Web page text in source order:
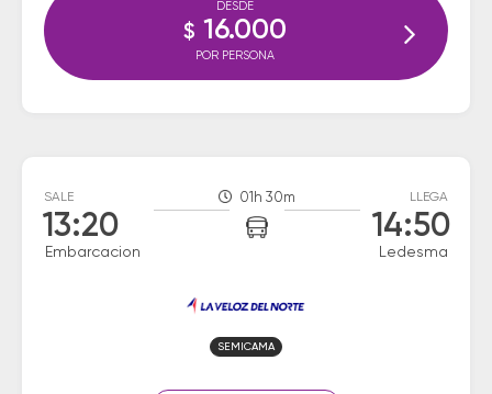
DESDE
$ 16.000
POR PERSONA
SALE
13:20
Embarcacion
01h 30m LLEGA
14:50
Ledesma
SEMICAMA